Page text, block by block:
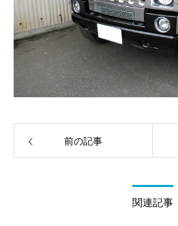
前の記事
関連記事